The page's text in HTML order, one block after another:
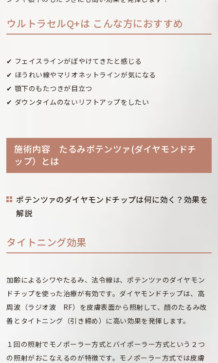
ウルトラセルQ+は こんな方におすすめ
✔ フェイスラインがぼやけてきたと感じる
✔ ほうれい線やマリオネットラインが気になる
✔ 顎下のもたつきが目立つ
✔ ダウンタイムのないリフトアップをしたい
施術内容 たるみポテンツァ(ダイヤモンドチ
ップ）とは
ポテンツァのダイヤモンドチップは何に効く？効果を
解説
タイトニング効果
加齢によるシワやたるみ、法令線は、ポテンツァのダイヤモン
ドチップを使った治療が有効です。ダイヤモンドチップは、高
周波（ラジオ波 RF）を皮膚表面から照射して、顔のたるみ改
善とタイトニング（引き締め）に高い効果を発揮します。
１回の照射でモノポーラー方式とバイポーラー方式という２つ
の照射がおこなえるのが特徴です。モノポーラー方式では皮膚